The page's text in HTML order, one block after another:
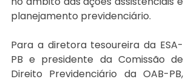
planejamento previdenciário.
Para a diretora tesoureira da ESA-
PB e presidente da Comissão de
Direito Previdenciário da OAB-PB,